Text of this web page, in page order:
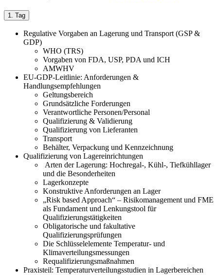
1. Tag
Regulative Vorgaben an Lagerung und Transport (GSP &
GDP)
WHO (TRS)
Vorgaben von FDA, USP, PDA und ICH
AMWHV
EU-GDP-Leitlinie: Anforderungen &
Handlungsempfehlungen
Geltungsbereich
Grundsätzliche Forderungen
Verantwortliche Personen/Personal
Qualifizierung & Validierung
Qualifizierung von Lieferanten
Transport
Behälter, Verpackung und Kennzeichnung
Qualifizierung von Lagereinrichtungen
Arten der Lagerung: Hochregal-, Kühl-, Tiefkühllager
und die Besonderheiten
Lagerkonzepte
Konstruktive Anforderungen an Lager
„Risk based Approach“ – Risikomanagement und FME
als Fundament und Lenkungstool für
Qualifizierungstätigkeiten
Obligatorische und fakultative
Qualifizierungsprüfungen
Die Schlüsselelemente Temperatur- und
Klimaverteilungsmessungen
Requalifizierungsmaßnahmen
Praxisteil: Temperaturverteilungsstudien in Lagerbereichen